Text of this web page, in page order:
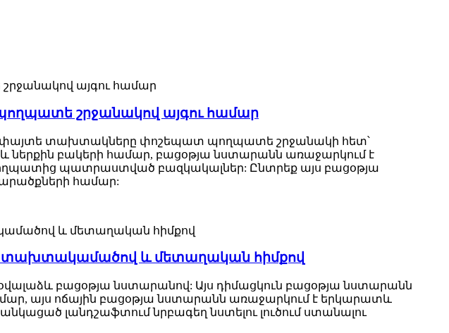
շրջանակով այգու համար
փայտե տախտակները փոշեպատ պողպատե շրջանակի հետ՝
ներքին բակերի համար, բացօթյա նստարանն առաջարկում է
պատրաստված բազկակալներ: Ընտրեք այս բացօթյա
համար:
տախտակամածով և մետաղական հիմքով
բացօթյա նստարանով: Այս դիմացկուն բացօթյա նստարանն
այս ոճային բացօթյա նստարանն առաջարկում է երկարատև
լանդշաֆտում նրբագեղ նստելու լուծում ստանալու